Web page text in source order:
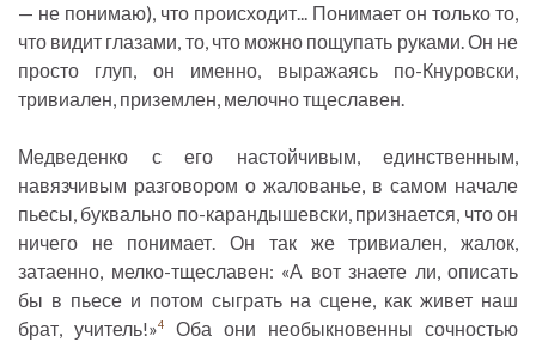
— не понимаю), что происходит... Понимает он только то,
что видит глазами, то, что можно пощупать руками. Он не
просто глуп, он именно, выражаясь по-Кнуровски,
тривиален, приземлен, мелочно тщеславен.
Медведенко с его настойчивым, единственным,
навязчивым разговором о жалованье, в самом начале
пьесы, буквально по-карандышевски, признается, что он
ничего не понимает. Он так же тривиален, жалок,
затаенно, мелко-тщеславен: «А вот знаете ли, описать
бы в пьесе и потом сыграть на сцене, как живет наш
брат, учитель!»4
Оба они необыкновенны сочностью